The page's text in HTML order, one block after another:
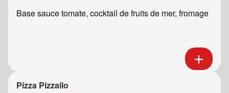
Base sauce tomate, cocktail de fruits de mer, fromage
Pizza Pizzailo